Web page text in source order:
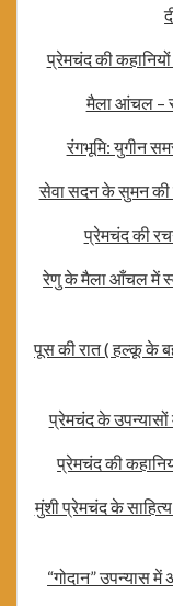
प्रेमचंद की कहानियों
मैला आंचल –
रंगभूमि: युगीन
सेवा सदन के सुमन की
प्रेमचंद की
रेणु के मैला आँचल में
पूस की रात ( हल्कू के
प्रेमचंद के उपन्यासों
प्रेमचंद की
मुंशी प्रेमचंद के
“गोदान” उपन्यास में